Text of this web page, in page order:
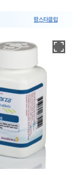
팜스타클럽